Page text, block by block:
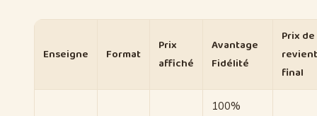
Enseigne Format
Prix
affiché
Avantage
Fidélité
Prix de
revient
final
100%